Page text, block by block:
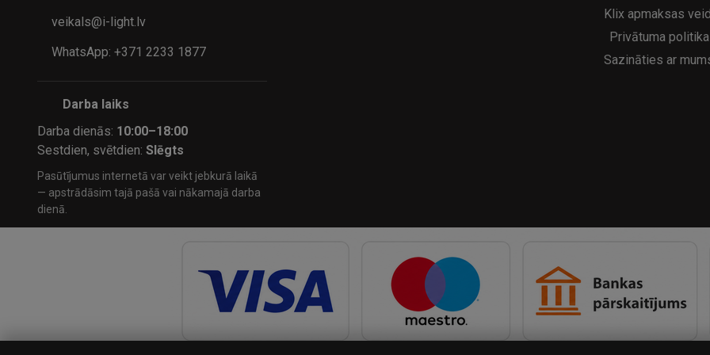
veikals@i-light.lv
WhatsApp: +371 2233 1877
Darba laiks
Darba dienās: 10:00–18:00
Sestdien, svētdien:Slēgts
Pasūtījumus internetā var veikt jebkurā laikā
— apstrādāsim tajā pašā vai nākamajā darba
dienā.
Klix apmaksas
Privātuma politika
Sazināties ar